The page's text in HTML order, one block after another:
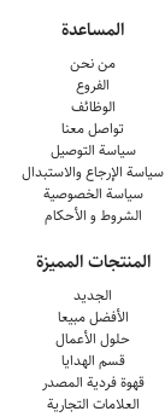
المساعدة
من نحن
الفروع
الوظائف
تواصل معنا
سياسة التوصيل
سياسة الإرجاع والاستبدال
سياسة الخصوصية
الشروط و الأحكام
المنتجات المميزة
الجديد
الأفضل مبيعا
حلول الأعمال
قسم الهدايا
قهوة فردية المصدر
العلامات التجارية